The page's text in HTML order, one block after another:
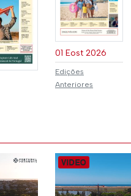
01 Eost 2026
Edições
Anteriores